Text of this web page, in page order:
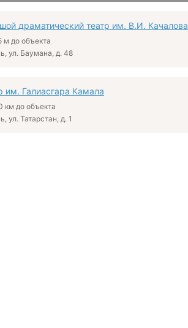
драматический театр им. В.И. Качалова
м до объекта
ул. Баумана, д. 48
им. Галиасгара Камала
км до объекта
ул. Татарстан, д. 1